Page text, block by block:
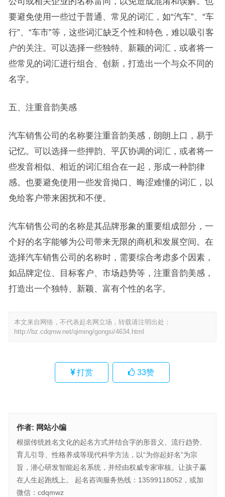
要避免使用一些过于普通、常见的词汇，如“汽车”、“车
行”、“车市”等，这些词汇缺乏个性和特色，难以吸引客
户的关注。可以选择一些独特、新颖的词汇，或者将一
些常见的词汇进行组合、创新，打造出一个与众不同的
名字。
五、注重音韵美感
汽车销售公司的名称要注重音韵美感，朗朗上口，易于
记忆。可以选择一些押韵、平仄协调的词汇，或者将一
些发音相似、相近的词汇组合在一起，形成一种韵律
感。也要避免使用一些发音拗口、晦涩难懂的词汇，以
免给客户带来困扰和不便。
汽车销售公司的名称是其品牌形象的重要组成部分，一
个好的名字能够为公司带来无限的商机和发展空间。在
选择汽车销售公司的名称时，需要综合考虑多个因素，
如品牌定位、目标客户、市场趋势等，注重音韵美感，
打造出一个独特、新颖、富有个性的名字。
本文来自网络，不代表起名网立场，转载请注明出处：
http://bz.cdqmw.net/qiming/gongsi/4634.html
打赏 33赞
作者: 网站小编
根据传统姓名文化的起名方式并结合字的形音义、流行趋势、
育儿引导、性格养成等现代科学方法，以“为你起好名”为宗
旨，潜心研发智能起名系统，并经由权威专家审核。让孩子赢
在人生起跑线上。 起名咨询服务热线：13599118052，或加
微信：cdqmwz